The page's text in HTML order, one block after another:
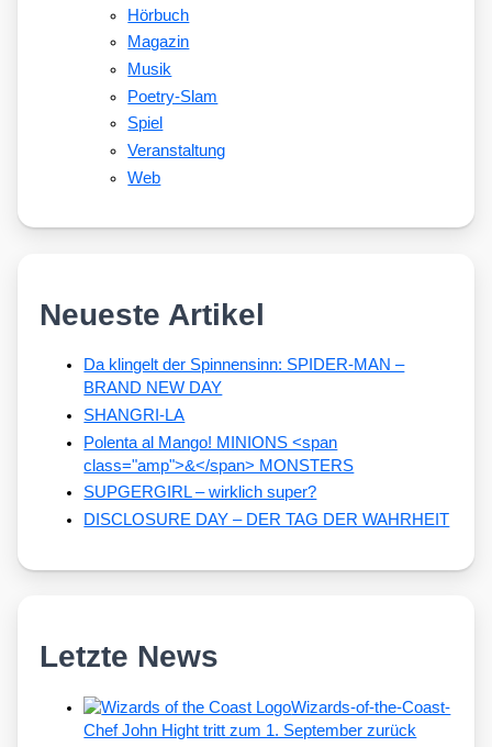
Hörbuch
Magazin
Musik
Poetry-Slam
Spiel
Veranstaltung
Web
Neueste Artikel
Da klingelt der Spinnensinn: SPIDER-MAN –
BRAND NEW DAY
SHANGRI-LA
Polenta al Mango! MINIONS <span
class="amp">&</span> MONSTERS
SUPGERGIRL – wirklich super?
DISCLOSURE DAY – DER TAG DER WAHRHEIT
Letzte News
Wizards-of-the-Coast-
Chef John Hight tritt zum 1. September zurück